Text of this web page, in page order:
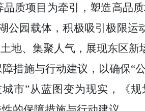
质项目为牵引，塑造高品
公园载体，积极吸引极限
地、集聚人气，展现东区新
障措施与行动建议，以确保“
市”从蓝图变为现实，《